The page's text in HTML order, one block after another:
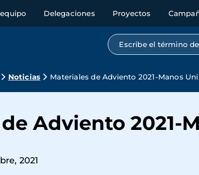
Delegaciones Proyectos
Búsqueda por
Noticias Materiales de Adviento 2021-Manos
Adviento 2021-
2021